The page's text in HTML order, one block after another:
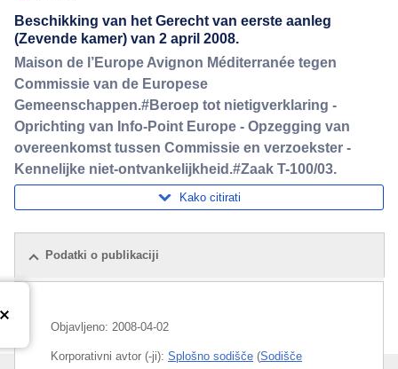
Beschikking van het Gerecht van eerste aanleg
(Zevende kamer) van 2 april 2008.
Maison de l’Europe Avignon Méditerranée tegen
Commissie van de Europese
Gemeenschappen.#Beroep tot nietigverklaring -
Oprichting van Info-Point Europe - Opzegging van
overeenkomst tussen Commissie en verzoekster -
Kennelijke niet-ontvankelijkheid.#Zaak T-100/03.
Kako citirati
Podatki o publikaciji
Objavljeno: 2008-04-02
Korporativni avtor (-ji): Splošno sodišče (Sodišče